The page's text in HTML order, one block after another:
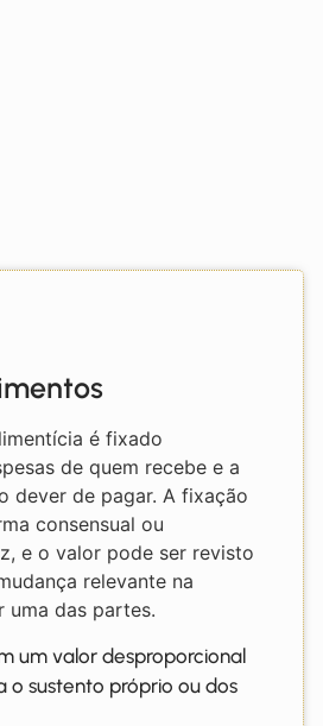
é fixado
de quem recebe e a
dever de pagar. A fixação
consensual ou
e o valor pode ser revisto
relevante na
uma das partes.
um valor desproporcional
o sustento próprio ou dos